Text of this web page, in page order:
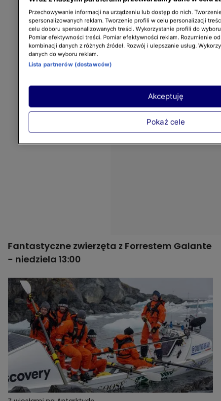
Fantastyczne zwierzęta z Forrestem Galante
- niedziela 13:00
Przechowywanie informacji na urządzeniu lub dostęp do nich.
spersonalizowanych reklam. Tworzenie profili w celu personalizacji
celu doboru spersonalizowanych treści. Wykorzystanie profili do
Pomiar efektywności treści. Pomiar efektywności reklam. Rozumienie
kombinacji danych z różnych źródeł. Rozwój i ulepszanie usług.
danych do wyboru reklam.
Lista partnerów (dostawców)
Pokaż cele
Akceptuję